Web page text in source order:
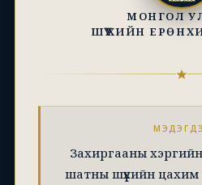
МОНГОЛ
ШҮҮХИЙН
Захиргааны
шатны шүүхийн цахим